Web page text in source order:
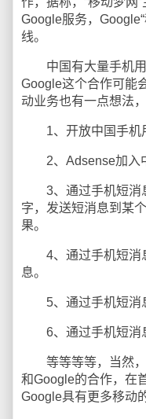
Google服务，
线。
中国有大量手机用
Google这个合作可能
动业务也有一点想法
1、开放中国手机
2、Adsense加入中
3、通过手机短消
字，发送短消息到某
果。
4、通过手机短消
息。
5、通过手机短消息
6、通过手机短消息
等等等等，当然，
和Google的合作，在
Google具有更多移动